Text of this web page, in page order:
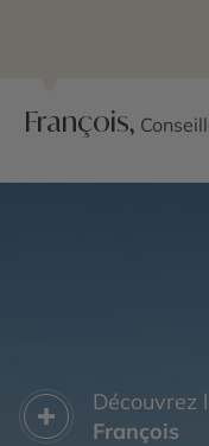
Sossusvlei.
transport pour
François,
Découvrez
François